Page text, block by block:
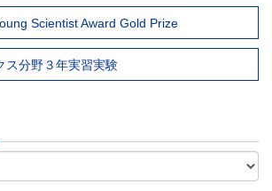
Scientist Award Gold Prize
ス分野３年実習実験